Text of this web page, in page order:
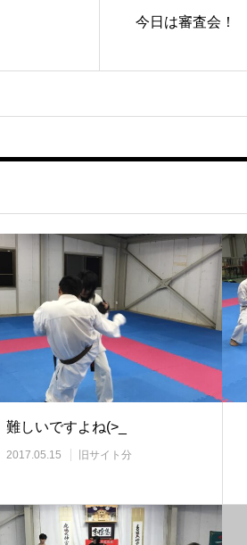
今日は審査会！
難しいですよね(>_
2017.05.15 旧サイト分